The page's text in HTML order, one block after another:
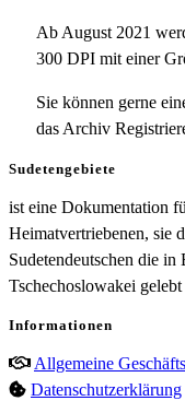
Ab August 2021
300 DPI mit einer
Sie können gerne
das Archiv
Sudetengebiete
ist eine Dokumentation
Heimatvertriebenen, sie
Sudetendeutschen die
Tschechoslowakei gelebt
Informationen
Allgemeine
Datenschutzerklärung